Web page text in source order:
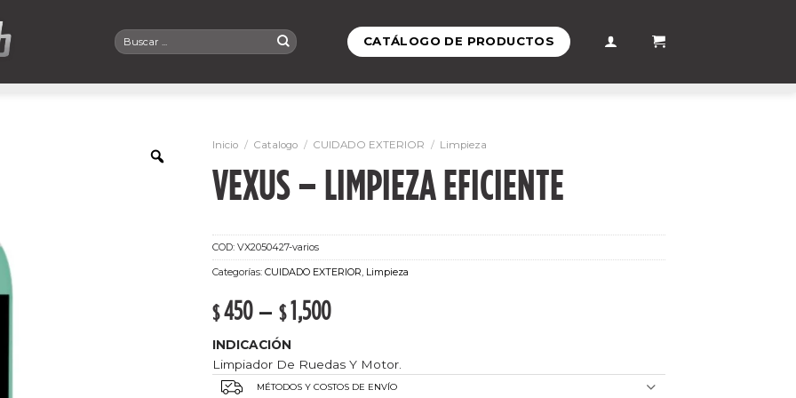
Buscar
por:
CATÁLOGO DE PRODUCTOS
Inicio / Catalogo / CUIDADO EXTERIOR / Limpieza
VEXUS – LIMPIEZA EFICIENTE
COD: VX2050427-varios
Categorías: CUIDADO EXTERIOR, Limpieza
$ 450– $ 1,500
INDICACIÓN
Limpiador De Ruedas Y Motor.
MÉTODOS Y COSTOS DE ENVÍO